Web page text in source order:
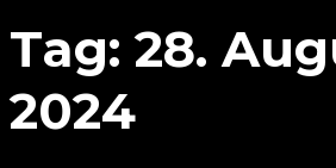
Tag:28.
2024